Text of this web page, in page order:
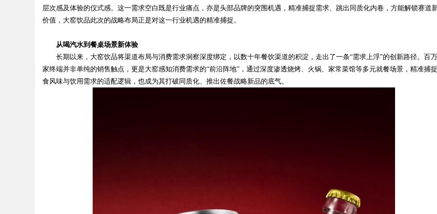
层次感及体验的仪式感。这一需求空白既是行业痛点，亦是头部品牌的突围机遇，精准捕捉需求、跳出同质化内卷，方能解锁赛道
价值，大窑饮品此次的战略布局正是对这一行业机遇的精准捕捉。
从 喝汽水到 餐桌场景新体验
长期以来，大窑饮品将渠道布局与消费需求洞察深度绑定，以数十年餐饮渠道的积淀，走出了一条“需求上浮”的创新路径。百
家终端并非单纯的销售触点，更是大窑感知消费需求的“前沿阵地”，通过深度渗透烧烤、火锅、家常菜馆等多元就餐场景，精准捕
食风味与饮用需求的适配逻辑，也成为其打破同质化、推出佐餐战略新品的底气。